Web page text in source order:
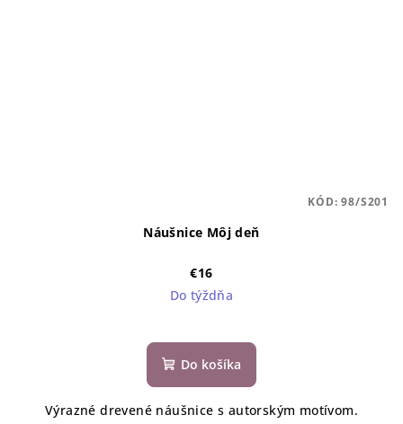
Náušnice Môj deň
€16
Do týždňa
Do košíka
Výrazné drevené náušnice s autorským motívom.
KÓD:98/S201